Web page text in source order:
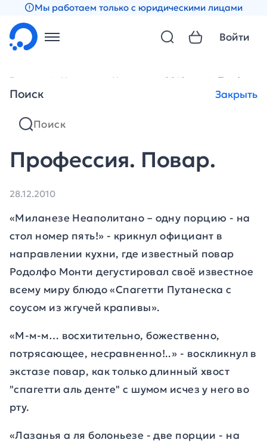
Мы работаем только с юридическими лицами
Поиск Закрыть
Войти
Главная Новости Новости за 2010 год
Профессия. Повар.
28.12.2010
«Миланезе Неаполитано – одну порцию - на
стол номер пять!» - крикнул официант в
направлении кухни, где известный повар
Родолфо Монти дегустировал своё известное
всему миру блюдо «Спагетти Путанеска с
соусом из жгучей крапивы».
«М-м-м… восхитительно, божественно,
потрясающее, несравненно!..» - воскликнул в
экстазе повар, как только длинный хвост
"спагетти аль денте" с шумом исчез у него во
рту.
«Лазанья а ля болоньезе - две порции - на